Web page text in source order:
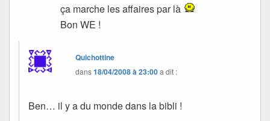
ça marche les affaires par là
Bon WE !
Quichottine
dans18/04/2008 à 23:00a dit :
Ben… il y a du monde dans la bibli !